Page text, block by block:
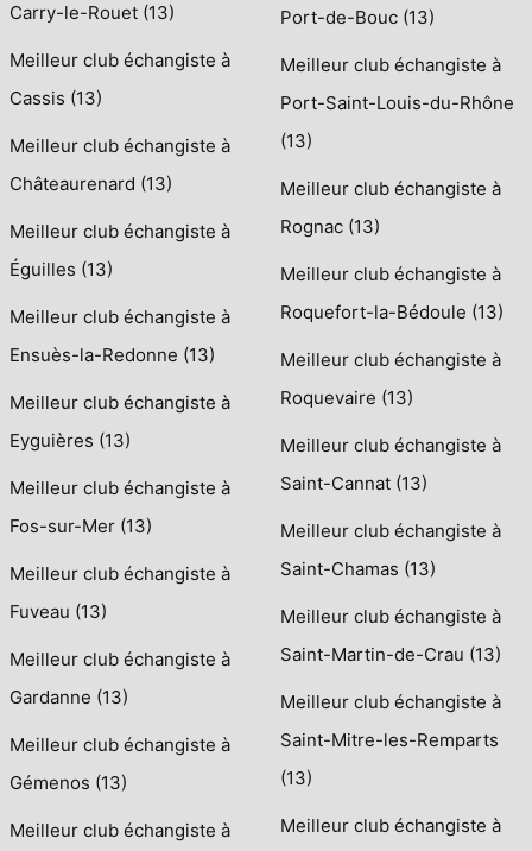
Carry-le-Rouet (13)
Meilleur club échangiste à
Cassis (13)
Meilleur club échangiste à
Châteaurenard (13)
Meilleur club échangiste à
Éguilles (13)
Meilleur club échangiste à
Ensuès-la-Redonne (13)
Meilleur club échangiste à
Eyguières (13)
Meilleur club échangiste à
Fos-sur-Mer (13)
Meilleur club échangiste à
Fuveau (13)
Meilleur club échangiste à
Gardanne (13)
Meilleur club échangiste à
Gémenos (13)
Meilleur club échangiste à
Port-de-Bouc (13)
Meilleur club échangiste à
Port-Saint-Louis-du-Rhône
(13)
Meilleur club échangiste à
Rognac (13)
Meilleur club échangiste à
Roquefort-la-Bédoule (13)
Meilleur club échangiste à
Roquevaire (13)
Meilleur club échangiste à
Saint-Cannat (13)
Meilleur club échangiste à
Saint-Chamas (13)
Meilleur club échangiste à
Saint-Martin-de-Crau (13)
Meilleur club échangiste à
Saint-Mitre-les-Remparts
(13)
Meilleur club échangiste à